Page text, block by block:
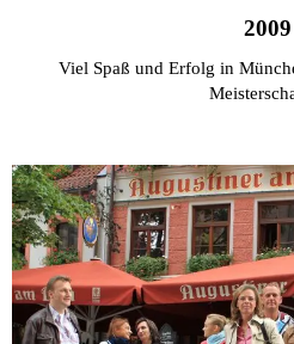
2009
Viel Spaß und Erfolg in